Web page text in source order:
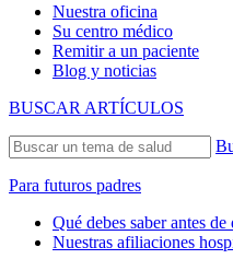
Nuestra oficina
Su centro médico
Remitir a un paciente
Blog y noticias
BUSCAR ARTÍCULOS
Para futuros padres
Qué debes saber antes
Nuestras afiliaciones